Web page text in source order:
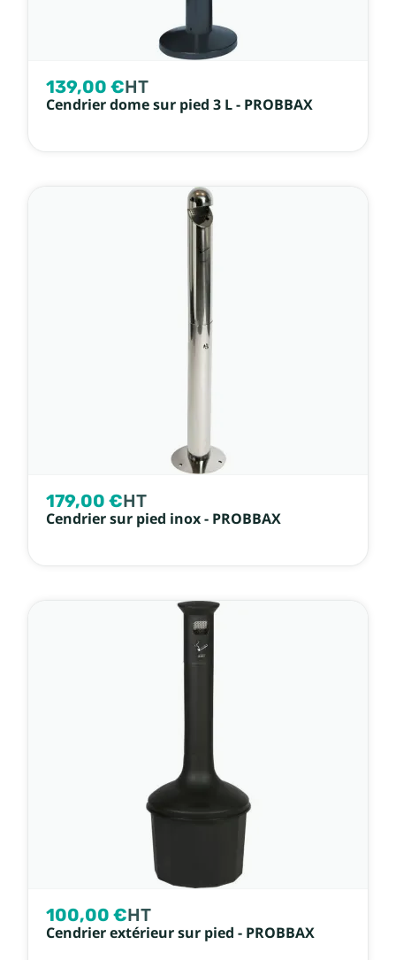
139,00 €HT
Cendrier dome sur pied 3 L - PROBBAX
179,00 €HT
Cendrier sur pied inox - PROBBAX
100,00 €HT
Cendrier extérieur sur pied - PROBBAX